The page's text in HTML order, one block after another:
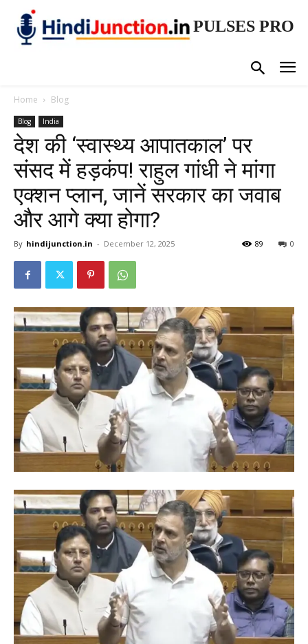
PULSES PRO
Home Blog
Blog India
देश की ‘स्वास्थ्य आपातकाल’ पर
संसद में हड़कंप! राहुल गांधी ने मांगा
एक्शन प्लान, जानें सरकार का जवाब
और आगे क्या होगा?
By hindijunction.in - December 12, 2025 0
89